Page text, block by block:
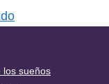
los sueños